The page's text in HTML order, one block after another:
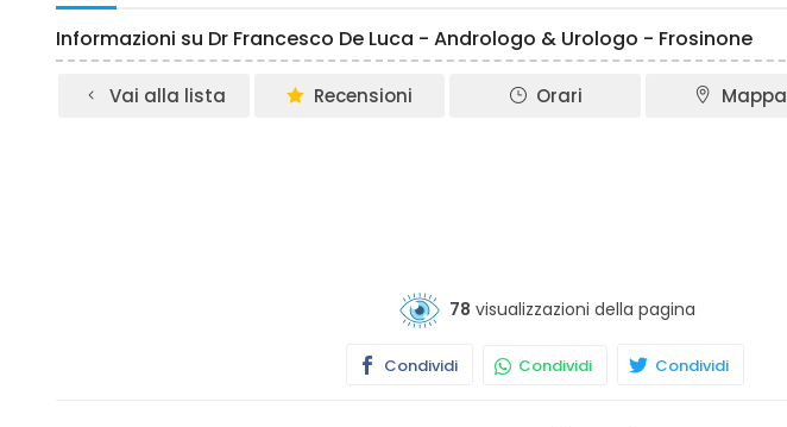
Informazioni su Dr Francesco De Luca - Andrologo & Urologo - Frosinone
Vai alla lista Recensioni Orari Mappa
78 visualizzazioni della pagina
Condividi Condividi Condividi